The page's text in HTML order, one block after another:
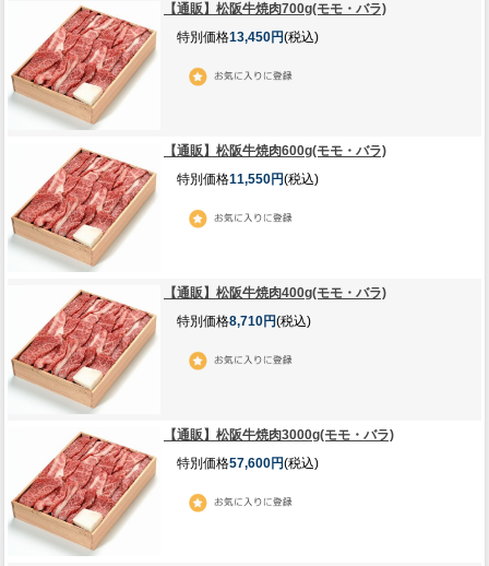
【通販】松阪牛焼肉700g(モモ・バラ)
特別価格13,450円(税込)
【通販】松阪牛焼肉600g(モモ・バラ)
特別価格11,550円(税込)
【通販】松阪牛焼肉400g(モモ・バラ)
特別価格8,710円(税込)
【通販】松阪牛焼肉3000g(モモ・バラ)
特別価格57,600円(税込)